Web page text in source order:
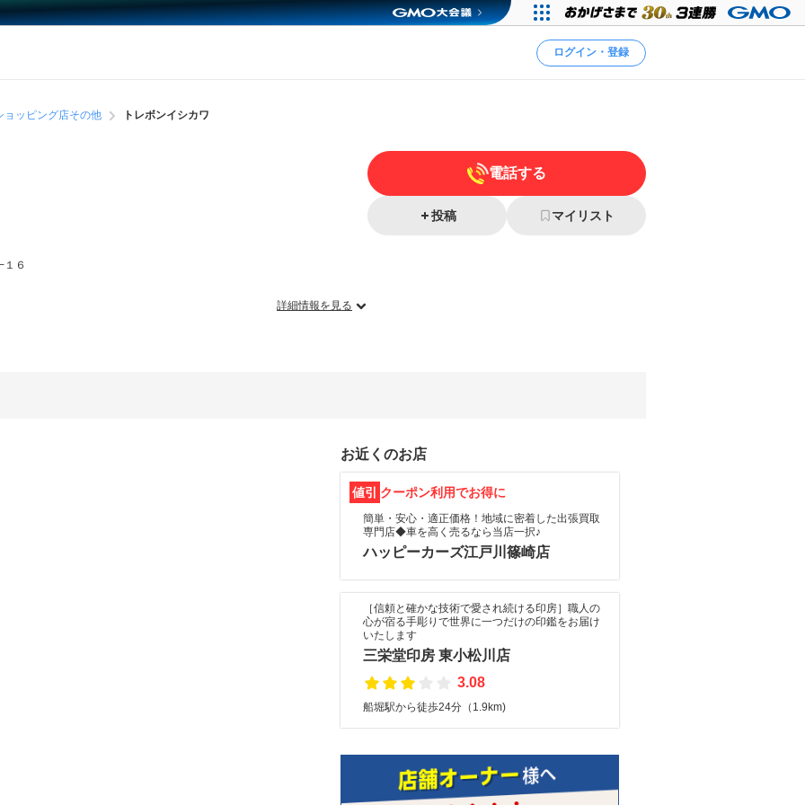
ログイン・登録
ョッピング店その他 トレボンイシカワ
６
詳細情報を見る
電話する
投稿 マイリスト
お近くのお店
値引 クーポン利用でお得に
簡単・安心・適正価格！地域に密着した出張買取
専門店◆車を高く売るなら当店一択♪
ハッピーカーズ江戸川篠崎店
［信頼と確かな技術で愛され続ける印房］職人の
心が宿る手彫りで世界に一つだけの印鑑をお届け
いたします
三栄堂印房 東小松川店
3.08
船堀駅から徒歩24分（1.9km)